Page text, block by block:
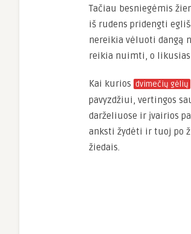
Tačiau besniegėmis
iš rudens pridengti
nereikia vėluoti dangą
reikia nuimti, o
Kai kurios dvimečių gėlių
pavyzdžiui, vertingos
darželiuose ir įvairios
anksti žydėti ir tuoj po
žiedais.